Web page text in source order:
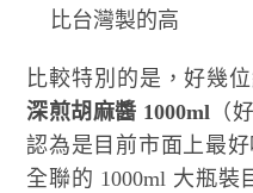
比台灣製的高
比較特別的是，好幾
深煎胡麻醬 1000ml（
認為是目前市面上最
全聯的 1000ml 大瓶裝